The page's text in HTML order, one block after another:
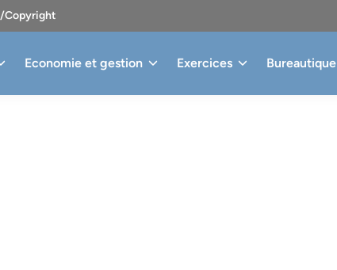
Copyright
Economie et gestion Exercices Bureautique